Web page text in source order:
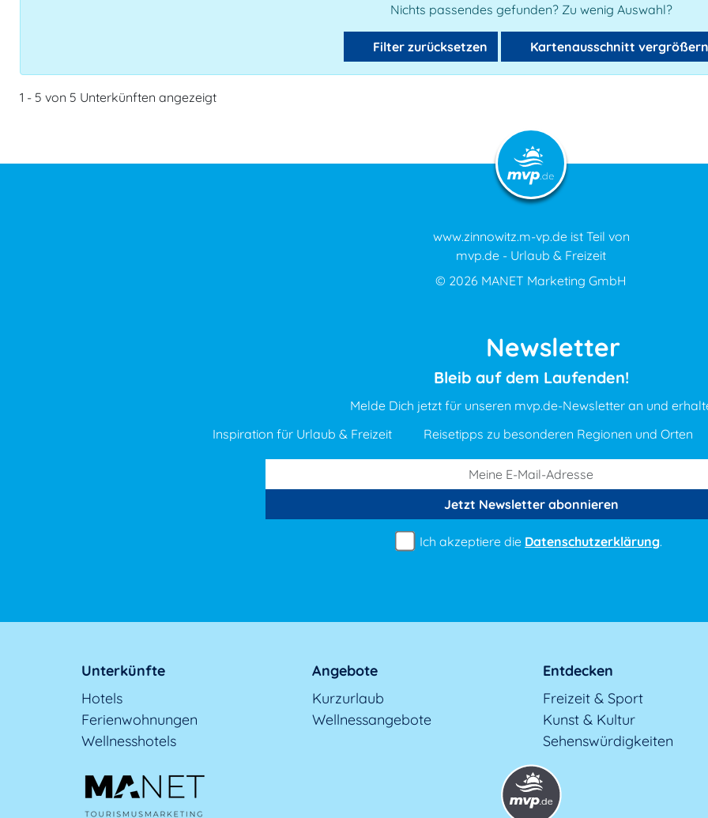
Nichts passendes gefunden? Zu wenig Auswahl?
Filter zurücksetzen Kartenausschnitt vergrößern
1 - 5 von 5 Unterkünften angezeigt
www.zinnowitz.m-vp.de ist Teil von
mvp.de - Urlaub & Freizeit
© 2026 MANET Marketing GmbH
Newsletter
Bleib auf dem Laufenden!
Melde Dich jetzt für unseren mvp.de-Newsletter an und
Inspiration für Urlaub & Freizeit
Reisetipps zu besonderen Regionen und Orten
Jetzt Newsletterabonnieren
Ich akzeptiere die Datenschutzerklärung.
Unterkünfte
Hotels
Ferienwohnungen
Wellnesshotels
Angebote
Kurzurlaub
Wellnessangebote
Entdecken
Freizeit & Sport
Kunst & Kultur
Sehenswürdigkeiten